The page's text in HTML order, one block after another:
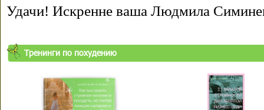
Удачи! Искренне ваша Людмила
Тренинги по похудению